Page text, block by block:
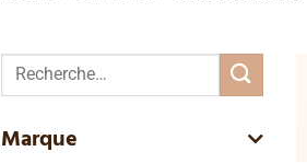
Recherche
pour :
Marque